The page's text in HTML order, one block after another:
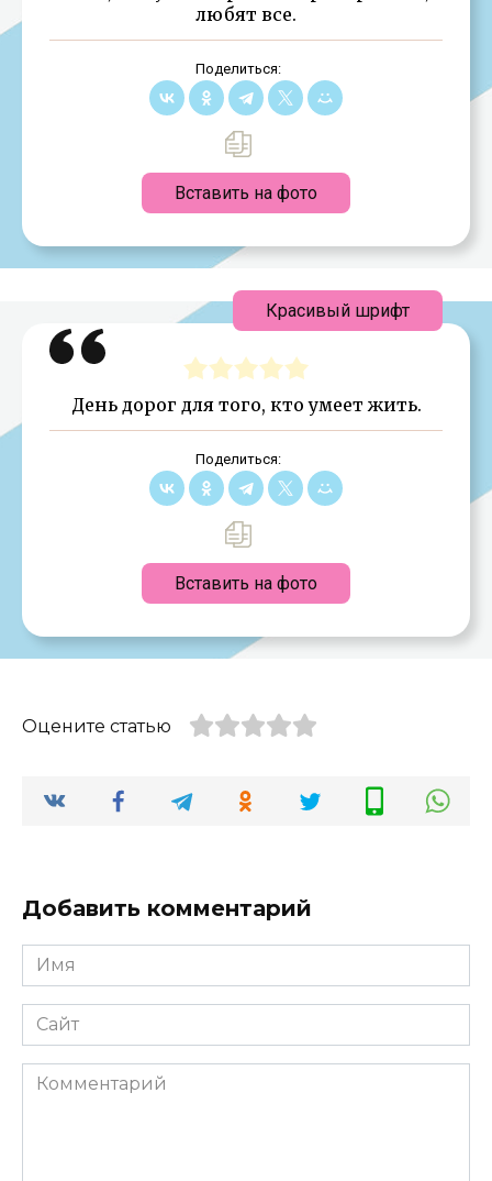
любят все.
Поделиться:
Вставить на фото
День дорог для того, кто умеет жить.
Поделиться:
Вставить на фото
Красивый шрифт
Оцените статью
Добавить комментарий
Имя
*
Сайт
Комментарий